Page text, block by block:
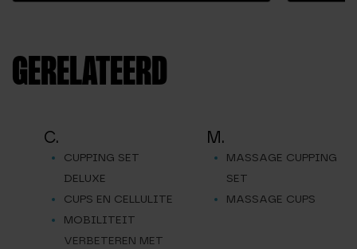
GERELATEERD
C.
CUPPING SET
DELUXE
CUPS EN CELLULITE
M.
MASSAGE CUPPING
SET
MASSAGE CUPS
MOBILITEIT
VERBETEREN MET